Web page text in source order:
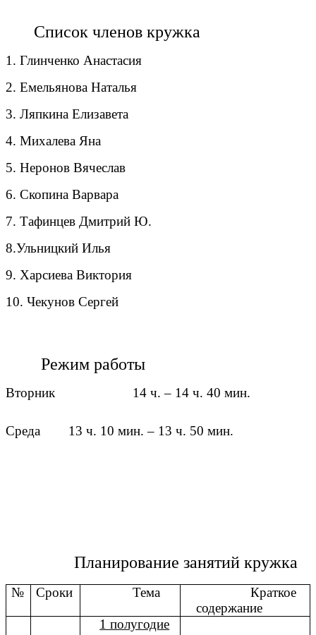
Список членов кружка
1. Глинченко Анастасия
2. Емельянова Наталья
3. Ляпкина Елизавета
4. Михалева Яна
5. Неронов Вячеслав
6. Скопина Варвара
7. Тафинцев Дмитрий Ю.
8.Ульницкий Илья
9. Харсиева Виктория
10. Чекунов Сергей
Режим работы
Вторник 14 ч. – 14 ч. 40 мин.
Среда 13 ч. 10 мин. – 13 ч. 50 мин.
Планирование занятий кружка
№ Сроки Тема
Краткое
содержание
1 полугодие